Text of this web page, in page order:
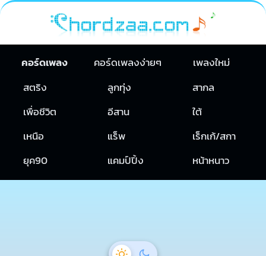
คอร์ดเพลง คอร์ดเพลงง่ายๆ
เพลงใหม่
สตริง
ลูกทุ่ง
สากล
เพื่อชีวิต
อีสาน
ใต้
เหนือ
แร็พ
เร็กเก้/สกา
ยุค90
แคมป์ปิ้ง หน้าหนาว